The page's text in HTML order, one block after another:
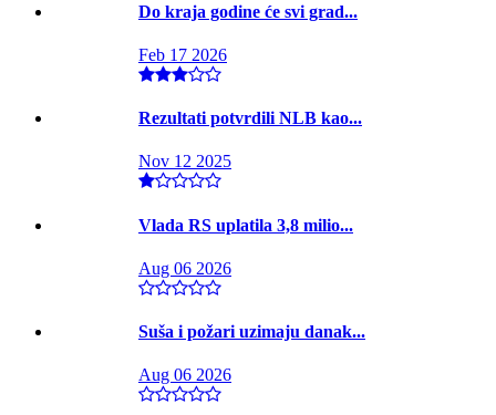
Do kraja godine će svi grad...
Feb 17 2026
Rezultati potvrdili NLB kao...
Nov 12 2025
Vlada RS uplatila 3,8 milio...
Aug 06 2026
Suša i požari uzimaju danak...
Aug 06 2026